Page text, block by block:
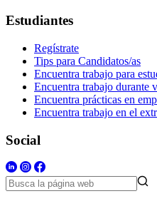
Estudiantes
Regístrate
Tips para Candidatos/as
Encuentra trabajo para
Encuentra trabajo durante
Encuentra prácticas en
Encuentra trabajo en el
Social